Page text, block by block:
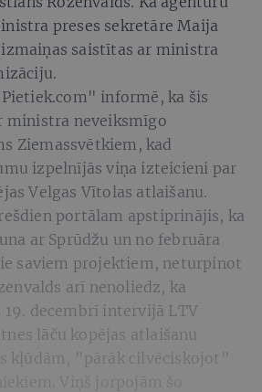
preses sekretāre Maija
izmaiņas saistītas ar ministra
informē, ka šis
ministra neveiksmīgo
Ziemassvētkiem, kad
izpelnījās viņa izteicieni par
Velgas Vītolas atlaišanu.
portālam apstiprinājis, ka
ar Sprūdžu un no februāra
saviem projektiem, neturpinot
arī nenoliedz, ka
decembrī intervijā LTV
lāču kopējas atlaišanu
kļūdām, "pārāk cilvēciskojot"
Viņš jorpojām šo